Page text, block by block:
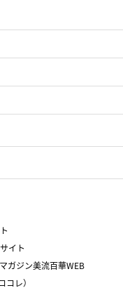
レディース
お歳暮
ジルスチュアート
SK-Ⅱ
新宿高野
ママ＆キッズ
五月人形
ホワイトデー
イト
ガジン美流百華WEB
コレ）